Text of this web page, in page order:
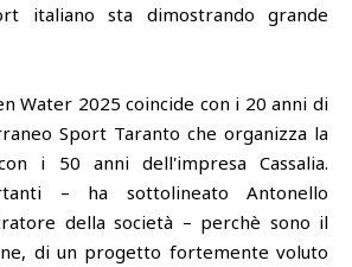
italiano sta dimostrando grande
Water 2025 coincide con i 20 anni di
Sport Taranto che organizza la
i 50 anni dell'impresa Cassalia.
– ha sottolineato Antonello
della società – perchè sono il
di un progetto fortemente voluto